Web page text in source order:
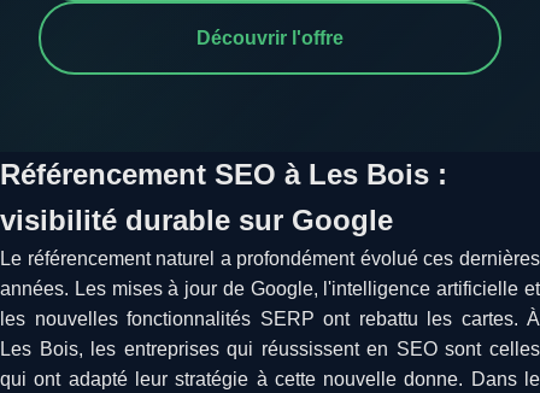
Découvrir l'offre
Référencement SEO à Les Bois :
visibilité durable sur Google
Le référencement naturel a profondément évolué ces dernières
années. Les mises à jour de Google, l'intelligence artificielle et
les nouvelles fonctionnalités SERP ont rebattu les cartes. À
Les Bois, les entreprises qui réussissent en SEO sont celles
qui ont adapté leur stratégie à cette nouvelle donne. Dans le